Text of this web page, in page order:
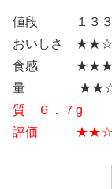
値段 １３３
おいしさ
食感
量
質 ６．７g
評価